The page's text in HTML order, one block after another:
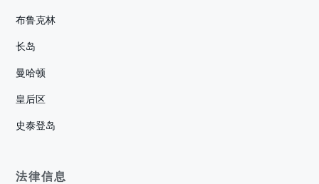
布鲁克林
长岛
曼哈顿
皇后区
史泰登岛
法律信息